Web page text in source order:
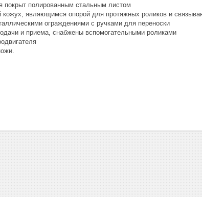
покрыт полированным стальным листом
кожух, являющимся опорой для протяжных роликов и
ограждениями с ручками для переноски
и приема, снабжены вспомогательными роликами